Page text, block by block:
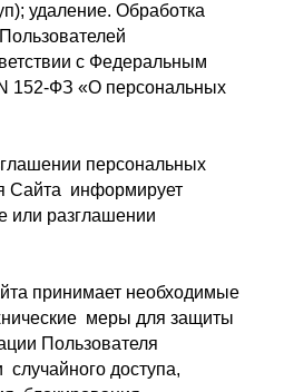
удаление. Обработка
с Федеральным
152-ФЗ «О персональных
персональных
Сайта информирует
или разглашении
принимает необходимые
меры для защиты
Пользователя
доступа,